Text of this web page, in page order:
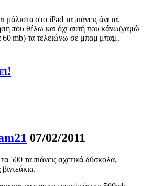
μάλιστα στο iPad τα πιάνεις άνετα.
που θέλω και όχι αυτή που κάνω(γαμώ
60 mb) τα τελειώνω σε μπαμ μπαμ.
07/02/2011
500 τα πιάνεις σχετικά δύσκολα,